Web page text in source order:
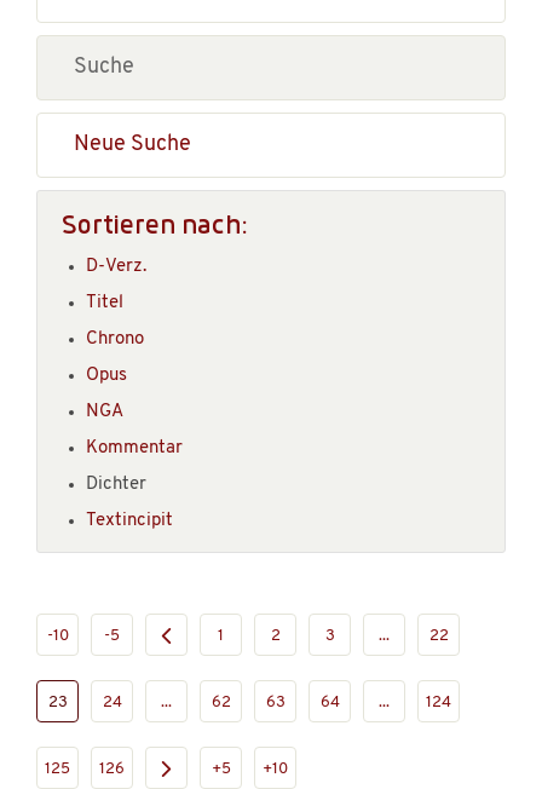
Neue Suche
Sortieren nach:
D-Verz.
Titel
Chrono
Opus
NGA
Kommentar
Dichter
Textincipit
-10 -5 1 2 3 ... 22
23 24 ... 62 63 64 ... 124
125 126 +5 +10